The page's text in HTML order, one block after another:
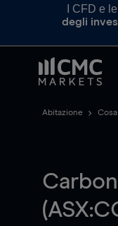
I CFD e
degli
Abitazione